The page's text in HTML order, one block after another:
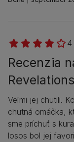
4
Recenzia
Veľmi jej chutili.
chutná omáčka,
sme príchuť s
losos bol jej